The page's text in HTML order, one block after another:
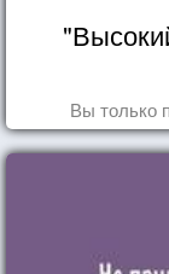
Вы только